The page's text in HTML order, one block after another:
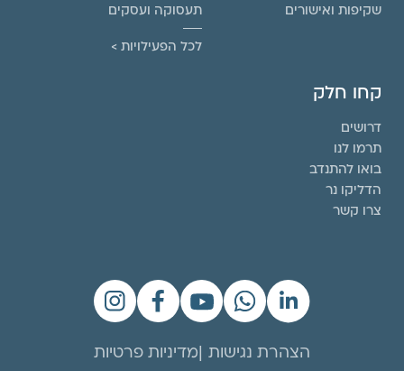
שקיפות ואישורים
תעסוקה ועסקים
לכל הפעילויות >
קחו חלק
דרושים
תרמו לנו
בואו להתנדב
הדליקו נר
צרו קשר
הצהרת נגישות מדיניות פרטיות